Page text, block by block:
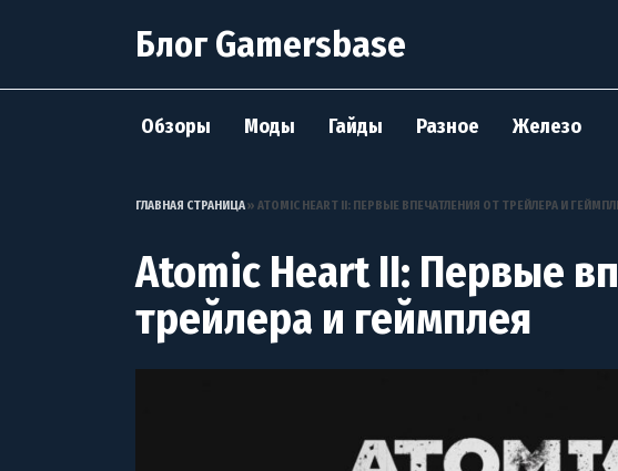
Блог Gamersbase
Обзоры Моды Гайды Разное Железо
ГЛАВНАЯ СТРАНИЦА» ATOMIC HEART II: ПЕРВЫЕ ВПЕЧАТЛЕНИЯ ОТ ТРЕЙЛЕРА И
Atomic Heart II: Первые
трейлера и геймплея